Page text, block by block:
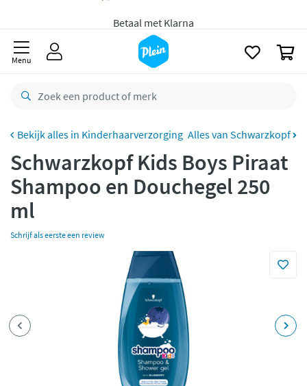
Gratis
Bestelling uiterlijk
Gratis retourneren
Menu
Kinderhaarverzorging Alles van Schwarzkopf
Schwarzkopf Kids Boys Piraat
Shampoo en Douchegel 250
ml
Schrijf als eerste een review